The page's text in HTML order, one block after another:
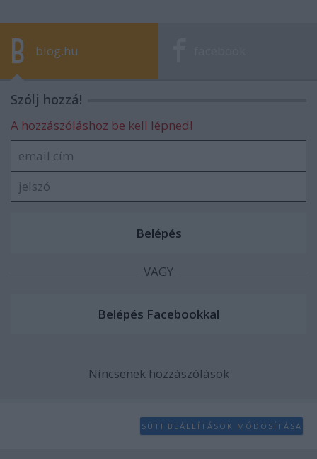
blog.hu
Szólj hozzá!
A hozzászóláshoz be kell lépned!
VAGY
Nincsenek hozzászólások
SÜTI BEÁLLÍTÁSOK MÓDOSÍTÁSA